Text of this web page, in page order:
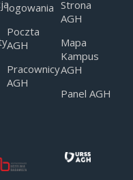
logowania
Poczta
AGH
Pracownicy
AGH
Strona
AGH
Mapa
Kampus
AGH
Panel AGH